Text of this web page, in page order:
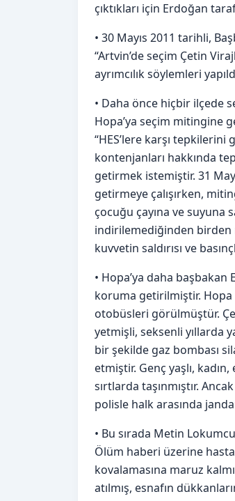
çıktıkları için Erdoğan
• 30 Mayıs 2011 tarihli,
“Artvin’de seçim Çetin
ayrımcılık söylemleri
• Daha önce hiçbir ilçede
Hopa’ya seçim mitingine
“HES’lere karşı
kontenjanları hakkında
getirmek istemiştir. 31
getirmeye çalışırken,
çocuğu çayına ve suyuna
indirilemediğinden birden
kuvvetin saldırısı ve
• Hopa’ya daha
koruma getirilmiştir. Hopa
otobüsleri görülmüştür.
yetmişli, seksenli yıllarda
bir şekilde gaz bombası
etmiştir. Genç yaşlı,
sırtlarda taşınmıştır.
polisle halk arasında
• Bu sırada Metin
Ölüm haberi üzerine
kovalamasına maruz
atılmış, esnafın